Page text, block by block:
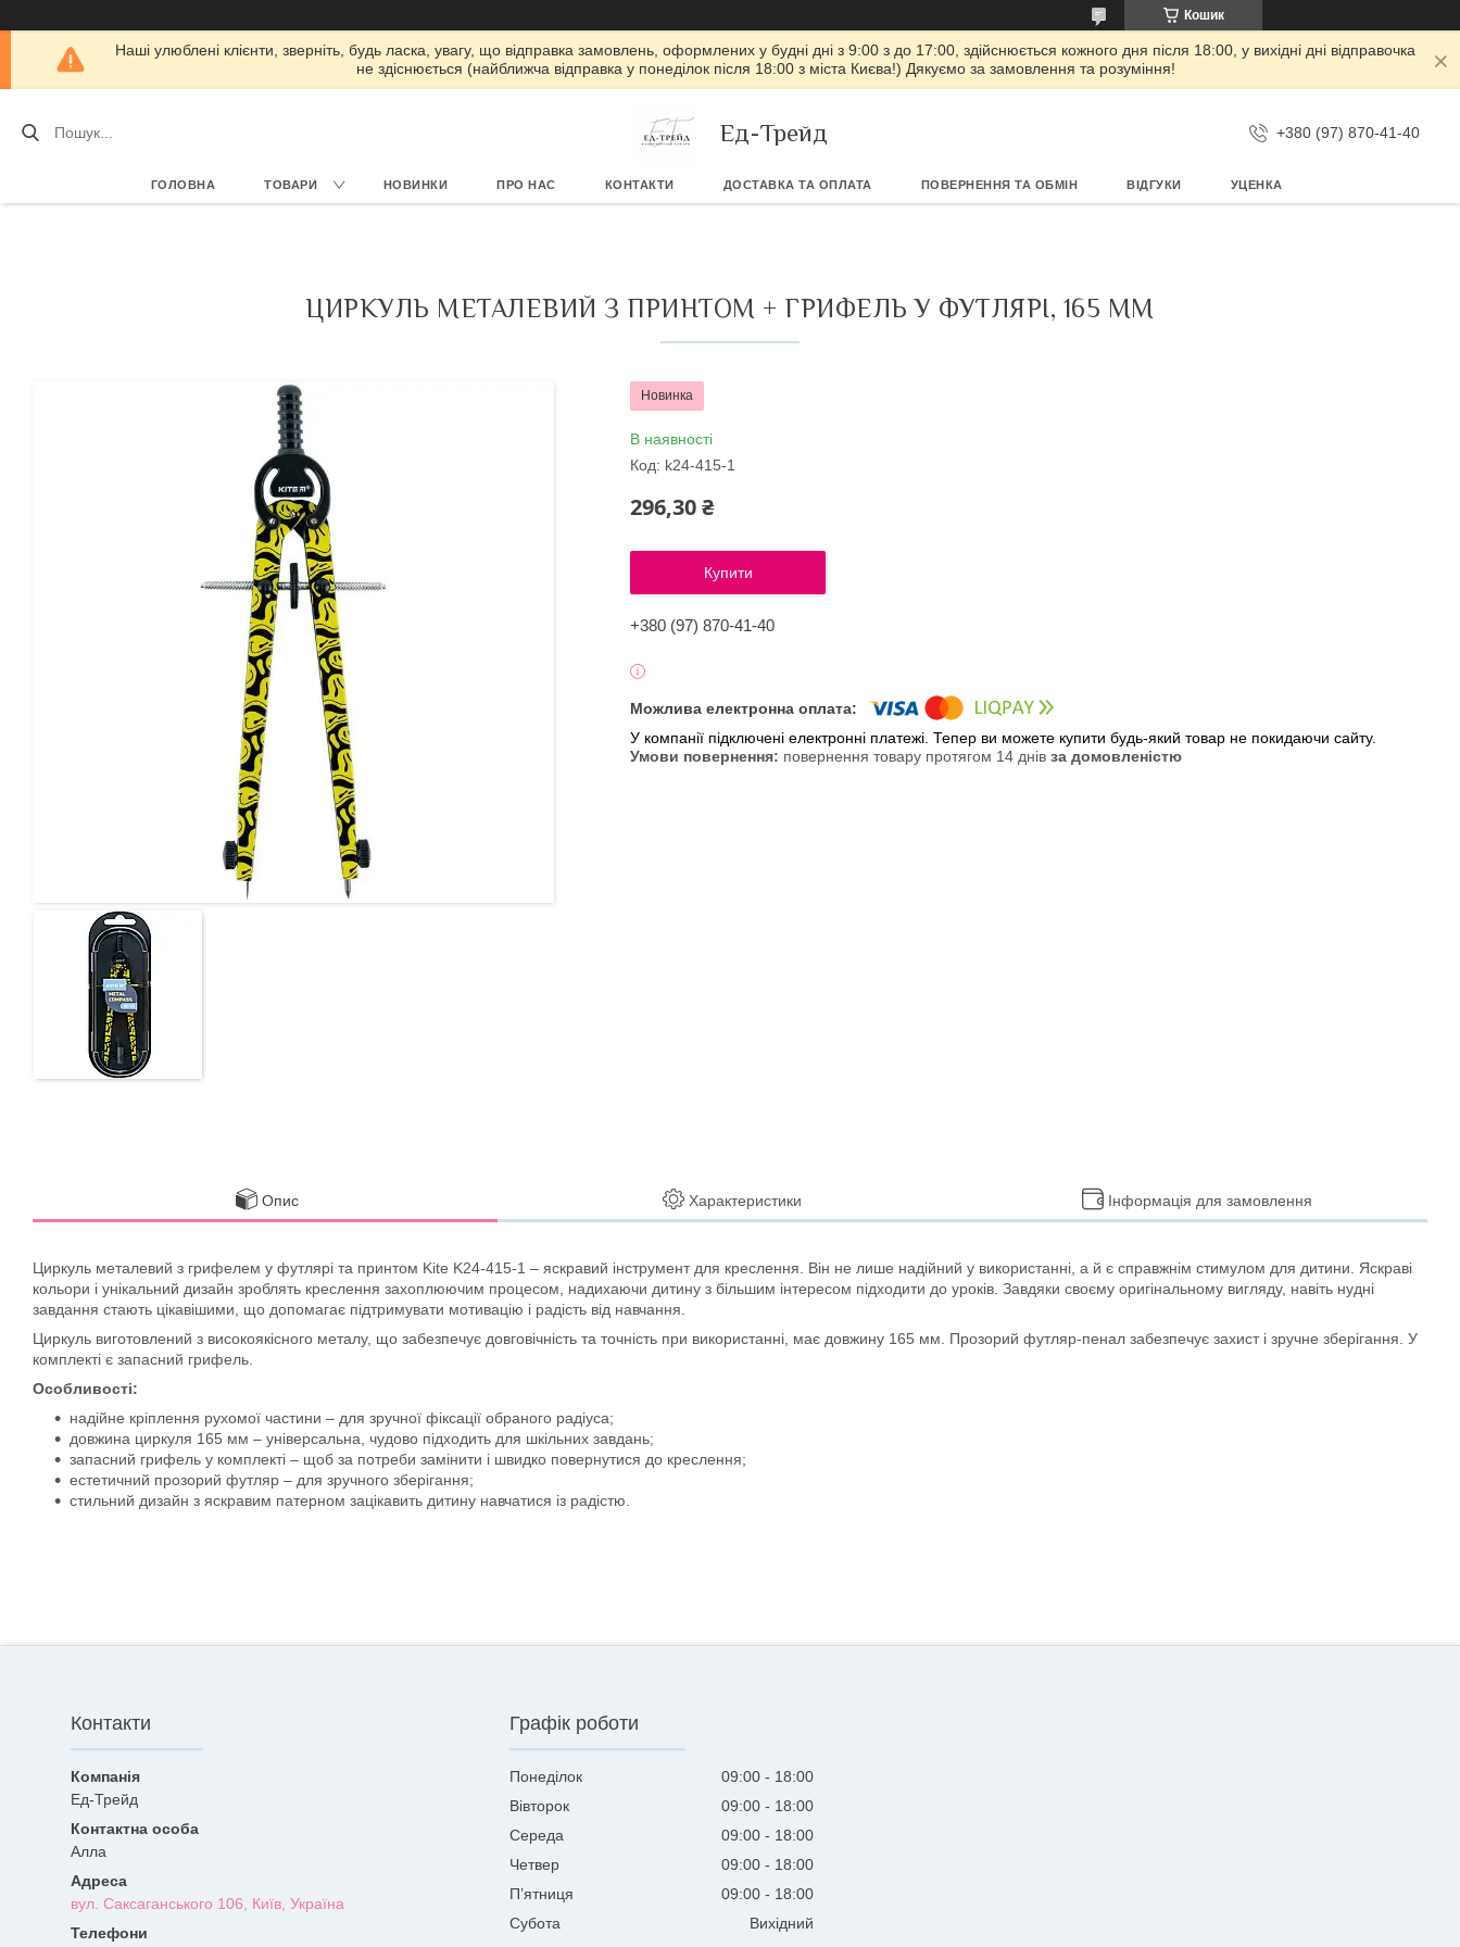
Кошик
Наші улюблені клієнти, зверніть, будь ласка, увагу, що відправка замовлень, оформлених у будні дні з 9:00 з до 17:00, здійснюється кожного дня після 18:00, у вихідні дні відправочка
не здіснюється (найближча відправка у понеділок після 18:00 з міста Києва!) Дякуємо за замовлення та розуміння!
Ед-Трейд +380 (97) 870-41-40
ГОЛОВНА ТОВАРИ НОВИНКИ ПРО НАС КОНТАКТИ ДОСТАВКА ТА ОПЛАТА ПОВЕРНЕННЯ ТА ОБМІН ВІДГУКИ УЦЕНКА
ЦИРКУЛЬ МЕТАЛЕВИЙ З ПРИНТОМ + ГРИФЕЛЬ У ФУТЛЯРІ, 165 ММ
Новинка
В наявності
Код: k24-415-1
296,30 ₴
Купити
+380 (97) 870-41-40
У компанії підключені електронні платежі. Тепер ви можете купити будь-який товар не покидаючи сайту.
повернення товару протягом 14 днів за домовленістю
Опис Характеристики Інформація для замовлення
Циркуль металевий з грифелем у футлярі та принтом Kite K24-415-1 – яскравий інструмент для креслення. Він не лише надійний у використанні, а й є справжнім стимулом для дитини. Яскраві
кольори і унікальний дизайн зроблять креслення захоплюючим процесом, надихаючи дитину з більшим інтересом підходити до уроків. Завдяки своєму оригінальному вигляду, навіть нудні
завдання стають цікавішими, що допомагає підтримувати мотивацію і радість від навчання.
Циркуль виготовлений з високоякісного металу, що забезпечує довговічність та точність при використанні, має довжину 165 мм. Прозорий футляр-пенал забезпечує захист і зручне зберігання. У
комплекті є запасний грифель.
Особливості:
надійне кріплення рухомої частини – для зручної фіксації обраного радіуса;
довжина циркуля 165 мм – універсальна, чудово підходить для шкільних завдань;
запасний грифель у комплекті – щоб за потреби замінити і швидко повернутися до креслення;
естетичний прозорий футляр – для зручного зберігання;
стильний дизайн з яскравим патерном зацікавить дитину навчатися із радістю.
Контакти
Ед-Трейд
Алла
вул. Саксаганського 106, Київ, Україна
Графік роботи
Понеділок 09:00
18:00
Вівторок
09:00
18:00
Середа
09:00
18:00
Четвер
09:00
18:00
Пʼятниця
09:00
18:00
Субота
Вихідний